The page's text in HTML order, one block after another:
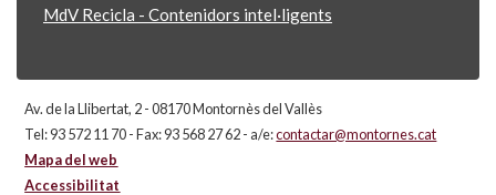
MdV Recicla - Contenidors intel·ligents
Av. de la Llibertat, 2 - 08170 Montornès del Vallès
Tel: 93 572 11 70 - Fax: 93 568 27 62 - a/e:contactar@montornes.cat
Mapa del web
Accessibilitat